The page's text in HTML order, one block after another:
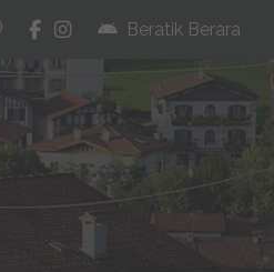
whatsapp
facebook
instagram
Beratik Berara